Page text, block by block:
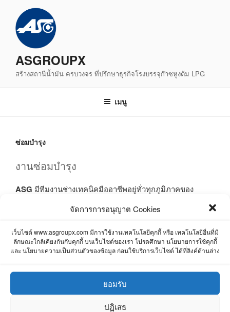
จัดการการอนุญาต Cookies
เว็บไซต์ www.asgroupx.com มีการใช้งานเทคโนโลยีคุกกี้ หรือ เทคโนโลยีอื่นที่มี
ลักษณะใกล้เคียงกันกับคุกกี้ บนเว็บไซต์ของเรา โปรดศึกษา นโยบายการใช้คุกกี้
และ นโยบายความเป็นส่วนตัวของข้อมูล ก่อนใช้บริการเว็บไซต์ ได้ที่ลิงค์ด้านล่าง
ยอมรับ
ปฏิเสธ
บทความ
ASGROUPX
สร้างสถานีน้ำมัน ครบวงจร ที่ปรึกษาธุรกิจโรงบรรจุก๊าซหูงต้ม LPG
เมนู
ซ่อมบำรุง
งานซ่อมบำรุง
ASG มีทีมงานช่างเทคนิคมืออาชีพอยู่ทั่วทุกภูมิภาคของ
บำรุงตู้จ่ายน้ำมัน งานซ่อมบำรุงแทงค์ และ ท่อ งานซ่อมบำรุง
ระบบในสถานีบริการน้ำมัน